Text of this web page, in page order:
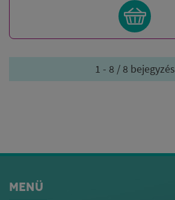
1 - 8 / 8 bejegyzés
MENÜ